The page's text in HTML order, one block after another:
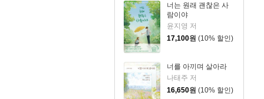
너는 원래 괜찮은 사
람이야
윤지영 저
17,100원 (10% 할인)
너를 아끼며 살아라
나태주 저
16,650원 (10% 할인)